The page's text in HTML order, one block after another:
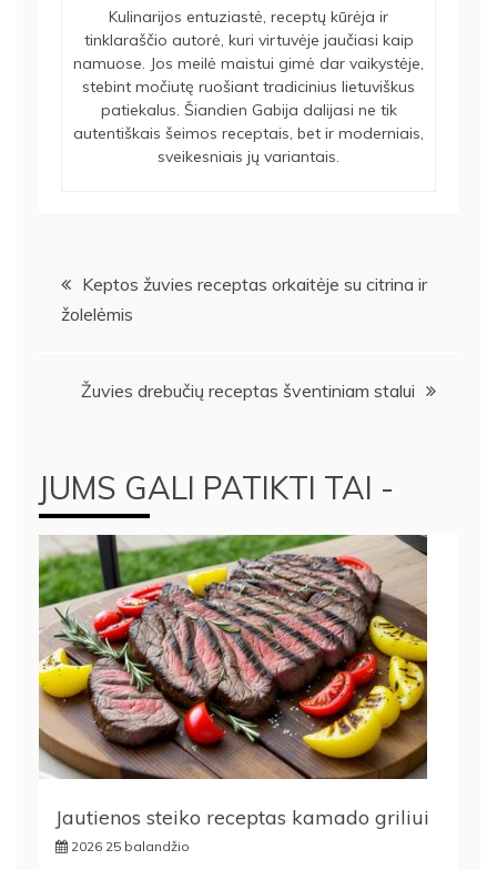
Kulinarijos entuziastė, receptų kūrėja ir
tinklaraščio autorė, kuri virtuvėje jaučiasi kaip
namuose. Jos meilė maistui gimė dar vaikystėje,
stebint močiutę ruošiant tradicinius lietuviškus
patiekalus. Šiandien Gabija dalijasi ne tik
autentiškais šeimos receptais, bet ir moderniais,
sveikesniais jų variantais.
Navigacija
tarp
įrašų
Keptos žuvies receptas orkaitėje su citrina ir
žolelėmis
Žuvies drebučių receptas šventiniam stalui
JUMS GALI PATIKTI TAI -
Jautienos steiko receptas kamado griliui
2026 25 balandžio